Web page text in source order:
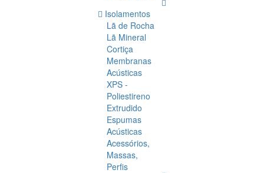
Isolamentos
Lã de Rocha
Lã Mineral
Cortiça
Membranas
Acústicas
XPS -
Poliestireno
Extrudido
Espumas
Acústicas
Acessórios,
Massas,
Perfis